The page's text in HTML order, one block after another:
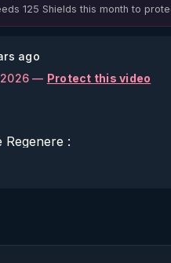
125 Shields this month to
ago
2026 — Protect this video
Regenere :
révéler la réalité de la